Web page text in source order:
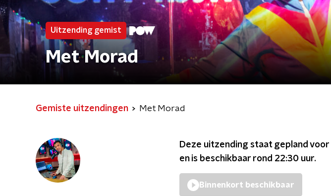
Uitzending gemist
Met Morad
Gemiste uitzendingen Met Morad
Deze uitzending staat gepland voor
en is beschikbaar rond 22:30 uur.
Binnenkort beschikbaar